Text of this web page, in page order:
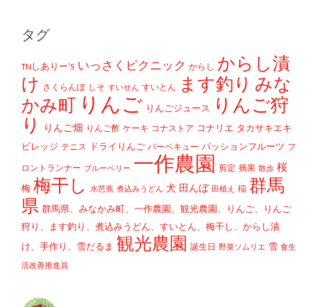
タグ
TNしありー'S いっさくピクニック からし からし漬
け
さくらんぼ しそ すいせん すいとん ます釣り みな
かみ町
りんご りんごジュース
りんご狩
り
りんご畑 りんご酢 ケーキ コナストア コナリエ タカサキエキ
ビレッジ テニス ドライりんご バーベキュー パッションフルーツ フ
ロントランナー ブルーベリー 一作農園 剪定 摘果 散歩 桜
梅 梅干し 水芭蕉 煮込みうどん 犬 田んぼ 田植え 稲 群馬
県 群馬県、みなかみ町、一作農園、観光農園、りんご、りんご
狩り、ます釣り、煮込みうどん、すいとん、梅干し、からし漬
け、手作り、雪だるま 観光農園 誕生日 野菜ソムリエ 雪 食生
活改善推進員